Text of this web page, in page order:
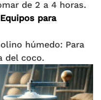
de 2 a 4 horas.
Equipos para
húmedo: Para
del coco.